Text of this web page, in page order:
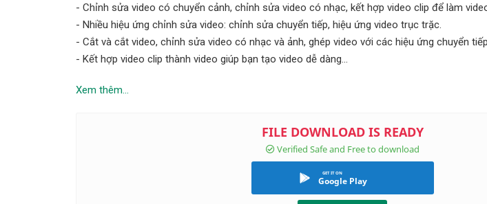
- Chỉnh sửa video có chuyển cảnh, chỉnh sửa video có nhạc, kết hợp video clip để làm
- Nhiều hiệu ứng chỉnh sửa video: chỉnh sửa chuyển tiếp, hiệu ứng video trục trặc.
- Cắt và cắt video, chỉnh sửa video có nhạc và ảnh, ghép video với các hiệu ứng chuyển
- Kết hợp video clip thành video giúp bạn tạo video dễ dàng...
Xem thêm...
Google Play